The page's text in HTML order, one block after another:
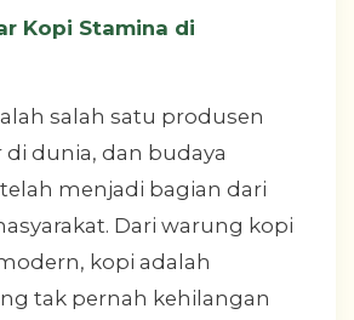
Kopi Stamina di
salah satu produsen
di dunia, dan budaya
menjadi bagian dari
Dari warung kopi
kopi adalah
tak pernah kehilangan